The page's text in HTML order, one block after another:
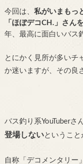
今回は、 私がいまもっ
「ほぼデコCH.」さん
年、最高に面白いバス
とにかく見所が多いチ
か迷いますが、その良
バス釣り系YouTuberさ
登場しないということ
自称「デコメンタリー